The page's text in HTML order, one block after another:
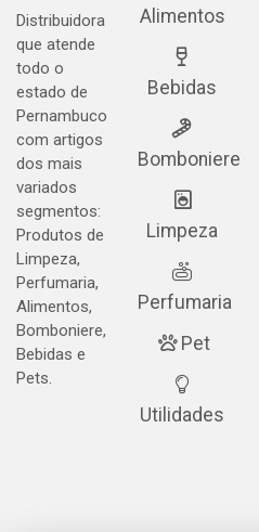
Distribuidora
que atende
todo o
estado de
Pernambuco
com artigos
dos mais
variados
segmentos:
Produtos de
Limpeza,
Perfumaria,
Alimentos,
Bomboniere,
Bebidas e
Pets.
Alimentos
Bebidas
Bomboniere
Limpeza
Perfumaria
Pet
Utilidades